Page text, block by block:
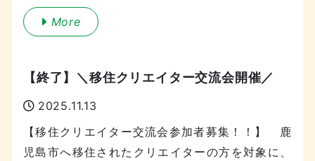
More
【終了】＼移住クリエイター交流会開催／
2025.11.13
【移住クリエイター交流会参加者募集！！】 鹿
児島市へ移住されたクリエイターの方を対象に、